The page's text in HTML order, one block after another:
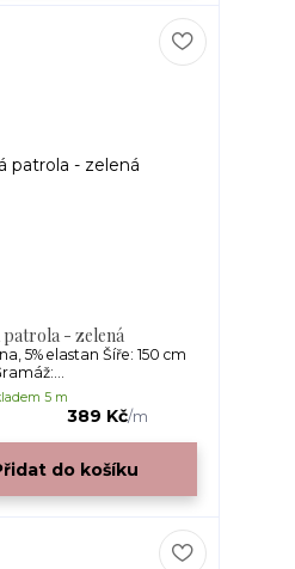
- zelená
5% elastan Šíře: 150 cm
389 Kč/m
5 m
do košíku